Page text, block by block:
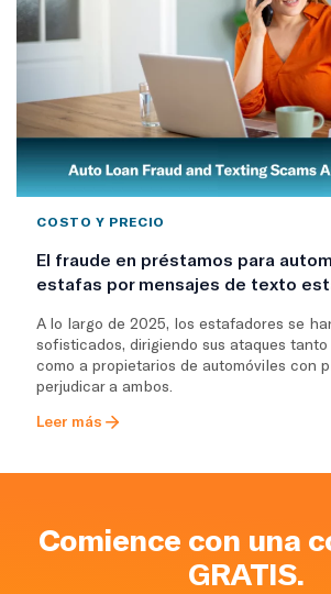
COSTO Y PRECIO
El fraude en préstamos para
estafas por mensajes de texto
A lo largo de 2025, los estafadores se
sofisticados, dirigiendo sus ataques
como a propietarios de automóviles con
perjudicar a ambos.
Leer más
Comience con una
GRATIS.